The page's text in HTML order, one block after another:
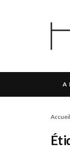
A
Accueil